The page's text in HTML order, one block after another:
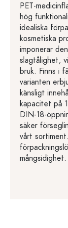
PET-
hög
idealiska
kosmetiska
imponerar
slagtålighet,
bruk. Finns i
varianten
känsligt
kapacitet på
DIN-18-
säker
vårt
mångsidighet.